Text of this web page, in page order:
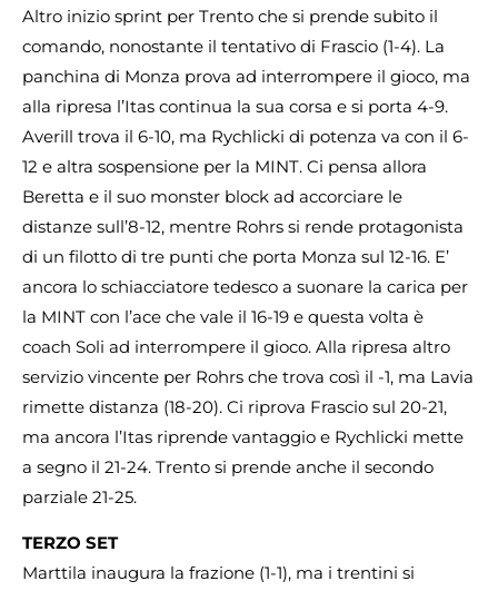
Altro inizio sprint per Trento che si prende subito il
comando, nonostante il tentativo di Frascio (1-4). La
panchina di Monza prova ad interrompere il gioco, ma
alla ripresa l’Itas continua la sua corsa e si porta 4-9.
Averill trova il 6-10, ma Rychlicki di potenza va con il 6-
12 e altra sospensione per la MINT. Ci pensa allora
Beretta e il suo monster block ad accorciare le
distanze sull’8-12, mentre Rohrs si rende protagonista
di un filotto di tre punti che porta Monza sul 12-16. E’
ancora lo schiacciatore tedesco a suonare la carica per
la MINT con l’ace che vale il 16-19 e questa volta è
coach Soli ad interrompere il gioco. Alla ripresa altro
servizio vincente per Rohrs che trova così il -1, ma Lavia
rimette distanza (18-20). Ci riprova Frascio sul 20-21,
ma ancora l’Itas riprende vantaggio e Rychlicki mette
a segno il 21-24. Trento si prende anche il secondo
parziale 21-25.
TERZO SET
Marttila inaugura la frazione (1-1), ma i trentini si